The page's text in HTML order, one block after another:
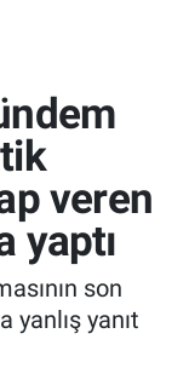
veren
yaptı
son
yanıt